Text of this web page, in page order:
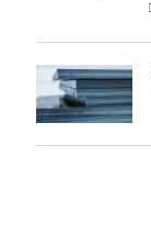
трамвайних
колій
Європі
виживуть
тільки